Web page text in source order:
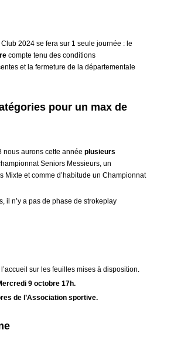
2024 se fera sur 1 seule journée : le
compte tenu des conditions
et la fermeture de la départementale
pour un max de
nous aurons cette année plusieurs
Seniors Messieurs, un
Mixte et comme d’habitude un Championnat
il n’y a pas de phase de strokeplay
l’accueil sur les feuilles mises à disposition.
9 octobre 17h.
de l’Association sportive.